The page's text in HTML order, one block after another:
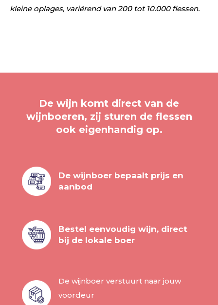
kleine oplages, variërend van 200 tot 10.000 flessen.
De wijn komt direct van de
wijnboeren, zij sturen de flessen
ook eigenhandig op.
De wijnboer bepaalt prijs en
aanbod
Bestel eenvoudig wijn, direct
bij de lokale boer
De wijnboer verstuurt naar jouw
voordeur